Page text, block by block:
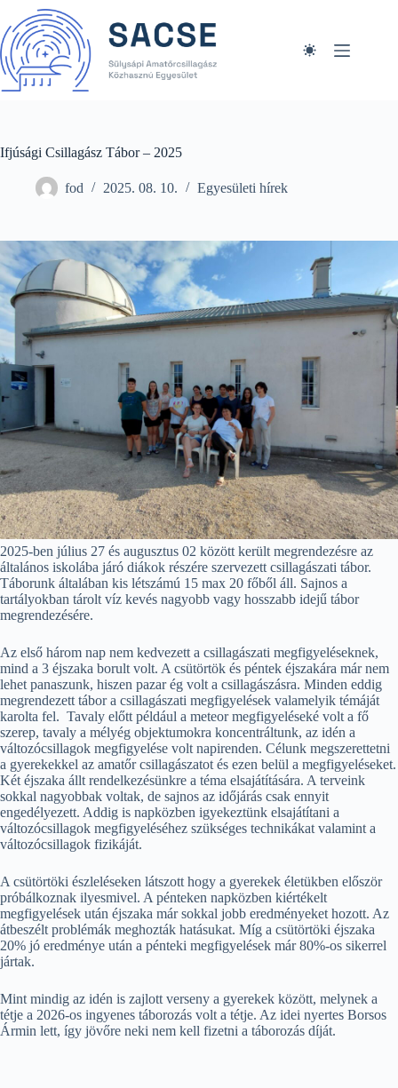
content
Ifjúsági Csillagász Tábor – 2025
fod 2025. 08. 10. Egyesületi hírek
2025-ben július 27 és augusztus 02 között került megrendezésre az
általános iskolába járó diákok részére szervezett csillagászati tábor.
Táborunk általában kis létszámú 15 max 20 főből áll. Sajnos a
tartályokban tárolt víz kevés nagyobb vagy hosszabb idejű tábor
megrendezésére.
Az első három nap nem kedvezett a csillagászati megfigyeléseknek,
mind a 3 éjszaka borult volt. A csütörtök és péntek éjszakára már nem
lehet panaszunk, hiszen pazar ég volt a csillagászásra. Minden eddig
megrendezett tábor a csillagászati megfigyelések valamelyik témáját
karolta fel. Tavaly előtt például a meteor megfigyeléseké volt a fő
szerep, tavaly a mélyég objektumokra koncentráltunk, az idén a
változócsillagok megfigyelése volt napirenden. Célunk megszerettetni
a gyerekekkel az amatőr csillagászatot és ezen belül a megfigyeléseket.
Két éjszaka állt rendelkezésünkre a téma elsajátítására. A terveink
sokkal nagyobbak voltak, de sajnos az időjárás csak ennyit
engedélyezett. Addig is napközben igyekeztünk elsajátítani a
változócsillagok megfigyeléséhez szükséges technikákat valamint a
változócsillagok fizikáját.
A csütörtöki észleléseken látszott hogy a gyerekek életükben először
próbálkoznak ilyesmivel. A pénteken napközben kiértékelt
megfigyelések után éjszaka már sokkal jobb eredményeket hozott. Az
átbeszélt problémák meghozták hatásukat. Míg a csütörtöki éjszaka
20% jó eredménye után a pénteki megfigyelések már 80%-os sikerrel
jártak.
Mint mindig az idén is zajlott verseny a gyerekek között, melynek a
tétje a 2026-os ingyenes táborozás volt a tétje. Az idei nyertes Borsos
Ármin lett, így jövőre neki nem kell fizetni a táborozás díját.